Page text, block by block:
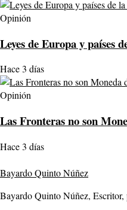
Opinión
Leyes de Europa y países
Hace 3 días
Opinión
Las Fronteras no son
Hace 3 días
Bayardo Quinto Núñez
Bayardo Quinto Núñez, Escritor,